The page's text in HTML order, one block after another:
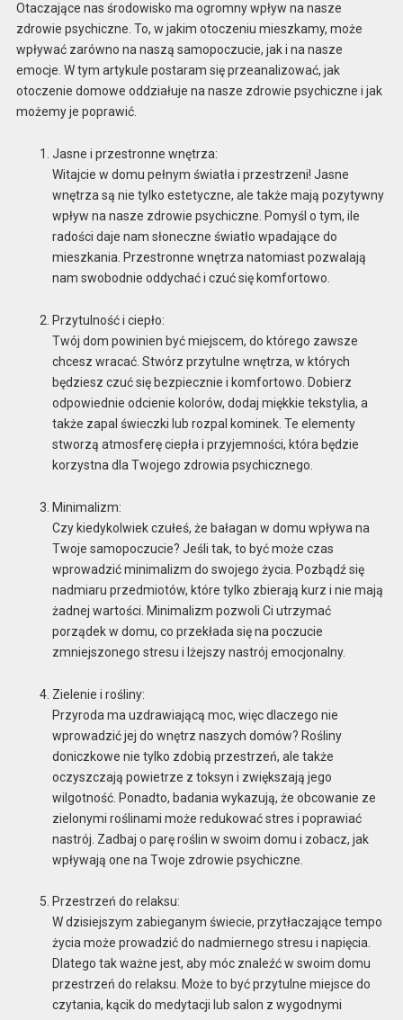
Otaczające nas środowisko ma ogromny wpływ na nasze
zdrowie psychiczne. To, w jakim otoczeniu mieszkamy, może
wpływać zarówno na naszą samopoczucie, jak i na nasze
emocje. W tym artykule postaram się przeanalizować, jak
otoczenie domowe oddziałuje na nasze zdrowie psychiczne i jak
możemy je poprawić.
Jasne i przestronne wnętrza:
Witajcie w domu pełnym światła i przestrzeni! Jasne
wnętrza są nie tylko estetyczne, ale także mają pozytywny
wpływ na nasze zdrowie psychiczne. Pomyśl o tym, ile
radości daje nam słoneczne światło wpadające do
mieszkania. Przestronne wnętrza natomiast pozwalają
nam swobodnie oddychać i czuć się komfortowo.
Przytulność i ciepło:
Twój dom powinien być miejscem, do którego zawsze
chcesz wracać. Stwórz przytulne wnętrza, w których
będziesz czuć się bezpiecznie i komfortowo. Dobierz
odpowiednie odcienie kolorów, dodaj miękkie tekstylia, a
także zapal świeczki lub rozpal kominek. Te elementy
stworzą atmosferę ciepła i przyjemności, która będzie
korzystna dla Twojego zdrowia psychicznego.
Minimalizm:
Czy kiedykolwiek czułeś, że bałagan w domu wpływa na
Twoje samopoczucie? Jeśli tak, to być może czas
wprowadzić minimalizm do swojego życia. Pozbądź się
nadmiaru przedmiotów, które tylko zbierają kurz i nie mają
żadnej wartości. Minimalizm pozwoli Ci utrzymać
porządek w domu, co przekłada się na poczucie
zmniejszonego stresu i lżejszy nastrój emocjonalny.
Zielenie i rośliny:
Przyroda ma uzdrawiającą moc, więc dlaczego nie
wprowadzić jej do wnętrz naszych domów? Rośliny
doniczkowe nie tylko zdobią przestrzeń, ale także
oczyszczają powietrze z toksyn i zwiększają jego
wilgotność. Ponadto, badania wykazują, że obcowanie ze
zielonymi roślinami może redukować stres i poprawiać
nastrój. Zadbaj o parę roślin w swoim domu i zobacz, jak
wpływają one na Twoje zdrowie psychiczne.
Przestrzeń do relaksu:
W dzisiejszym zabieganym świecie, przytłaczające tempo
życia może prowadzić do nadmiernego stresu i napięcia.
Dlatego tak ważne jest, aby móc znaleźć w swoim domu
przestrzeń do relaksu. Może to być przytulne miejsce do
czytania, kącik do medytacji lub salon z wygodnymi